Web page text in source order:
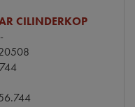
CILINDERKOP